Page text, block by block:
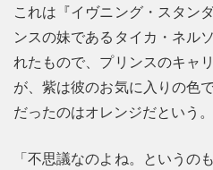
これは『イヴニング・スタン
ンスの妹であるタイカ・ネル
れたもので、プリンスのキャ
が、紫は彼のお気に入りの色
だったのはオレンジだという。
「不思議なのよね。というの